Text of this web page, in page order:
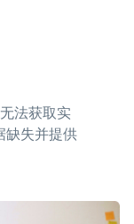
法获取实
缺失并提供